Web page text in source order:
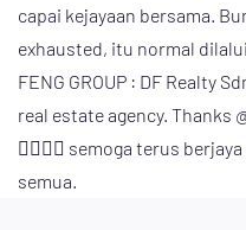
capai kejayaan bersama.
exhausted, itu normal dilalui
FENG GROUP : DF Realty
real estate agency. Thanks
❤️‍🔥❤️‍🔥 semoga terus
semua.